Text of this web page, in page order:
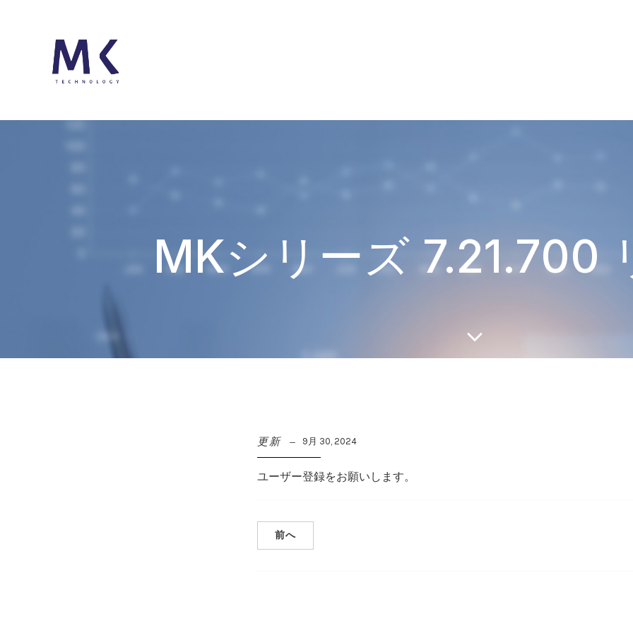
MKシリーズ 7.21.700
更新 9月 30, 2024
ユーザー登録をお願いします。
前へ